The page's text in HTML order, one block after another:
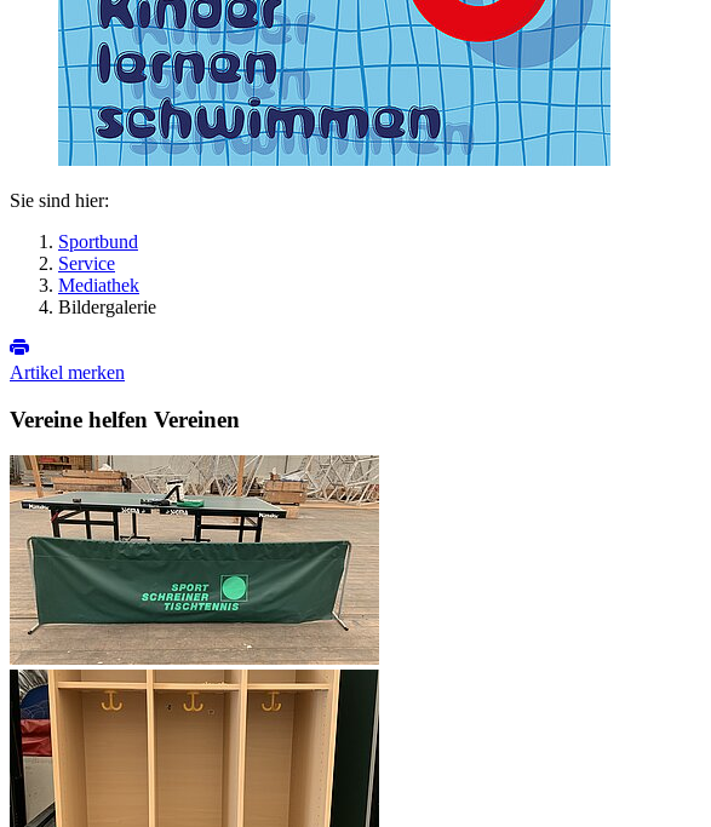
Sie sind hier:
Sportbund
Service
Mediathek
Bildergalerie
Artikel merken
Vereine helfen Vereinen